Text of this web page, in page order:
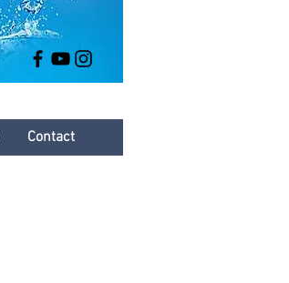
Contact